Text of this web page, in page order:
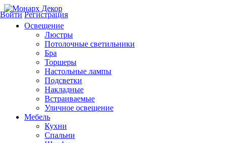
Освещение
Люстры
Потолочные светильники
Бра
Торшеры
Настольные лампы
Подсветки
Накладные
Встраиваемые
Уличное освещение
Мебель
Кухни
Спальни
Войти Регистрация